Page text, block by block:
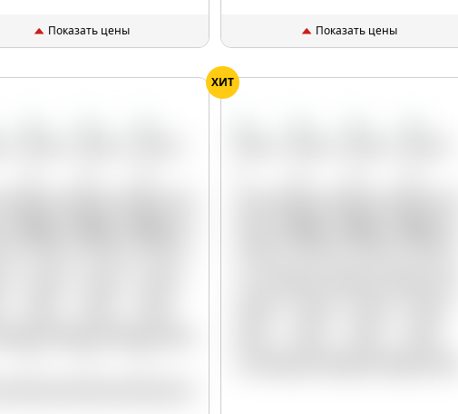
Показать цены Показать цены
ХИТ